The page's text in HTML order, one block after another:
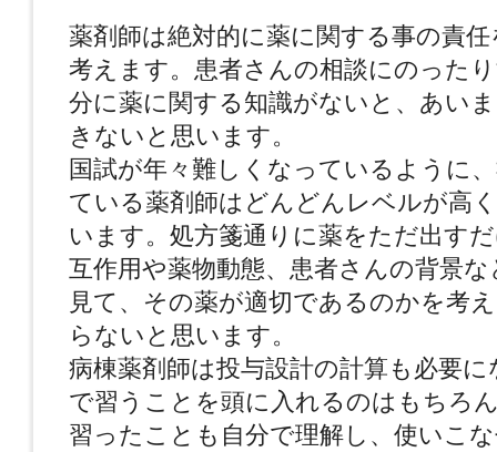
薬剤師は絶対的に薬に関する事の責
考えます。患者さんの相談にのった
分に薬に関する知識がないと、あい
きないと思います。
国試が年々難しくなっているように
ている薬剤師はどんどんレベルが高
います。処方箋通りに薬をただ出す
互作用や薬物動態、患者さんの背景
見て、その薬が適切であるのかを考
らないと思います。
病棟薬剤師は投与設計の計算も必要
で習うことを頭に入れるのはもちろ
習ったことも自分で理解し、使いこ